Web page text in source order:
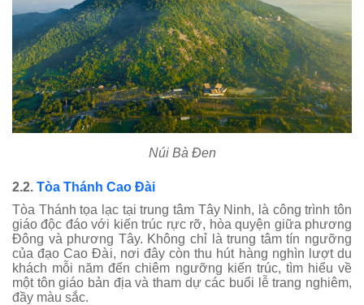
Núi Bà Đen
2.2. Tòa Thánh Cao Đài
Tòa Thánh tọa lạc tại trung tâm Tây Ninh, là công trình tôn
giáo độc đáo với kiến trúc rực rỡ, hòa quyện giữa phương
Đông và phương Tây. Không chỉ là trung tâm tín ngưỡng
của đạo Cao Đài, nơi đây còn thu hút hàng nghìn lượt du
khách mỗi năm đến chiêm ngưỡng kiến trúc, tìm hiểu về
một tôn giáo bản địa và tham dự các buổi lễ trang nghiêm,
đầy màu sắc.